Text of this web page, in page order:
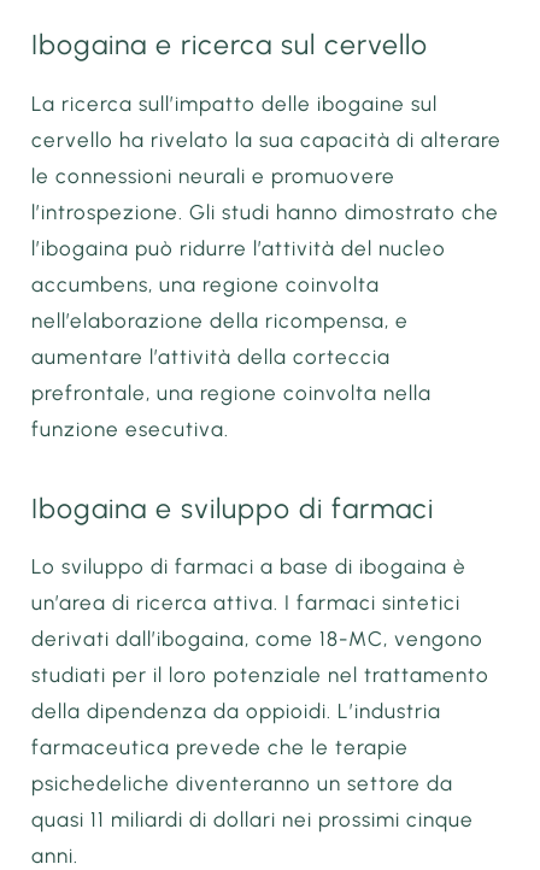
Ibogaina e ricerca sul cervello
La ricerca sull’impatto delle ibogaine sul
cervello ha rivelato la sua capacità di alterare
le connessioni neurali e promuovere
l’introspezione. Gli studi hanno dimostrato che
l’ibogaina può ridurre l’attività del nucleo
accumbens, una regione coinvolta
nell’elaborazione della ricompensa, e
aumentare l’attività della corteccia
prefrontale, una regione coinvolta nella
funzione esecutiva.
Ibogaina e sviluppo di farmaci
Lo sviluppo di farmaci a base di ibogaina è
un’area di ricerca attiva. I farmaci sintetici
derivati dall’ibogaina, come 18-MC, vengono
studiati per il loro potenziale nel trattamento
della dipendenza da oppioidi. L’industria
farmaceutica prevede che le terapie
psichedeliche diventeranno un settore da
quasi 11 miliardi di dollari nei prossimi cinque
anni.